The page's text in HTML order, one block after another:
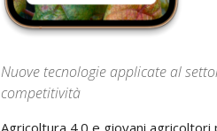
Nuove tecnologie applicate al
competitività
Agricoltura 4.0 e giovani